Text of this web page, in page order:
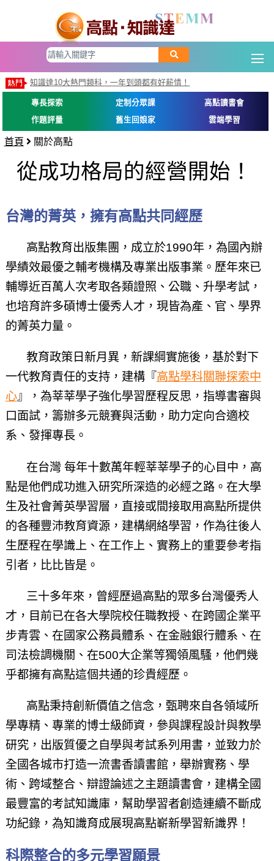
知識達10大熱門類科，一年到頭都有好薪情！
知識達10大熱門類科，一年到頭都有好薪情！
專長探索 定制分眾課
高點讀書會
作題評量
舊生回娘家 雲端學習
首頁 關於高點
從成功格局的經營開始！
台灣的菁英，擁有高點共同經歷
高點教育出版集團，成立於1990年，為國內辦
學績效最優之輔考機構及專業出版事業。歷年來已
輔導近百萬人次考取各類證照、公職、升學考試，
也培育許多碩博士優秀人才，現皆為產、官、學界
的菁英力量。
教育政策日新月異，新課綱實施後，基於對下
一代教育責任的支持，建構『 高點學科關聯探索中
心』，為莘莘學子強化學習歷程反思，指導書審與
口面試，籌辦多元競賽與活動，助力定向合適校
系、發揮專長。
在台灣 每年十數萬年輕莘莘學子的心目中，高
點是他們成功進入研究所深造的必經之路。在大學
生及社會菁英學習層，直接或間接取用高點所提供
的各種豐沛教育資源，建構網絡學習，作為往後人
生歷程在學識上、在工作上、實務上的重要參考指
引者，比比皆是。
三十多年來，曾經歷過高點的眾多台灣優秀人
才，目前已在各大學院校任職教授、在跨國企業平
步青雲、在國家公務員體系、在金融銀行體系、在
司法檢調機關、在500大企業等獨領風騷，他們幾
乎都擁有高點這個共通的珍貴經歷。
高點秉持創新價值之信念，甄聘來自各領域所
學專精、專業的博士級師資，參與課程設計與教學
研究，出版質優之自學與考試系列用書，並致力於
全國各城市打造一流書香讀書館，舉辦實務、學
術、跨域整合、辯證論述之主題讀書會，建構全國
最豐富的考試知識庫，幫助學習者創造連續不斷成
功紀錄，為知識育成展現高點嶄新學習新識界！
科際整合的多元學習願景